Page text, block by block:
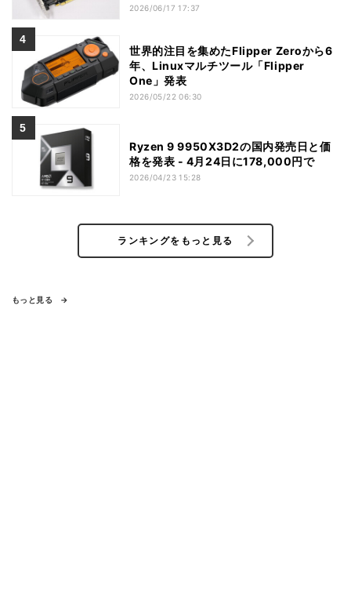
2026/06/17 17:37
世界的注目を集めたFlipper Zeroから6
年、Linuxマルチツール「Flipper
One」発表
2026/05/22 06:30
Ryzen 9 9950X3D2の国内発売日と価
格を発表 - 4月24日に178,000円で
2026/04/23 15:28
ランキングをもっと見る
もっと見る